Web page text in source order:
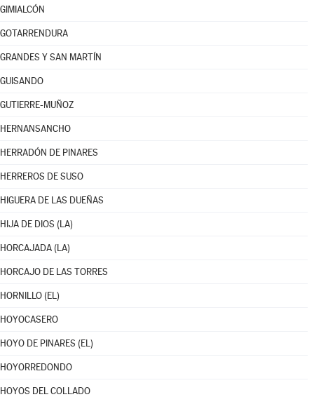
GIMIALCÓN
GOTARRENDURA
GRANDES Y SAN MARTÍN
GUISANDO
GUTIERRE-MUÑOZ
HERNANSANCHO
HERRADÓN DE PINARES
HERREROS DE SUSO
HIGUERA DE LAS DUEÑAS
HIJA DE DIOS (LA)
HORCAJADA (LA)
HORCAJO DE LAS TORRES
HORNILLO (EL)
HOYOCASERO
HOYO DE PINARES (EL)
HOYORREDONDO
HOYOS DEL COLLADO